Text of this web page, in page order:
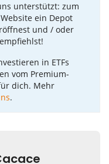
unterstützt: zum
ein Depot
und / oder
in ETFs
vom Premium-
dich. Mehr
.